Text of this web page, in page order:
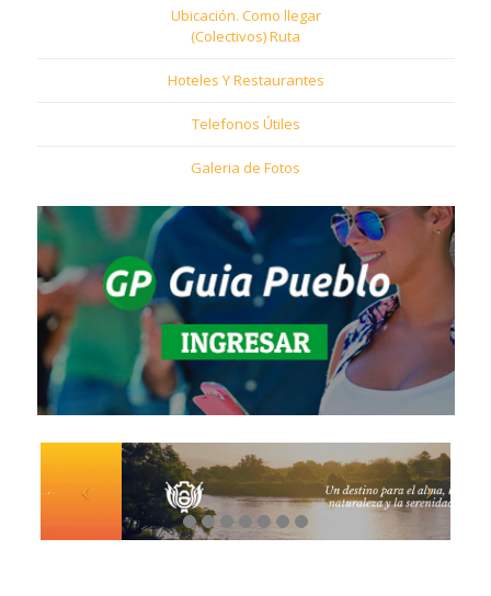
Ubicación. Como llegar
(Colectivos) Ruta
Hoteles Y Restaurantes
Telefonos Útiles
Galeria de Fotos